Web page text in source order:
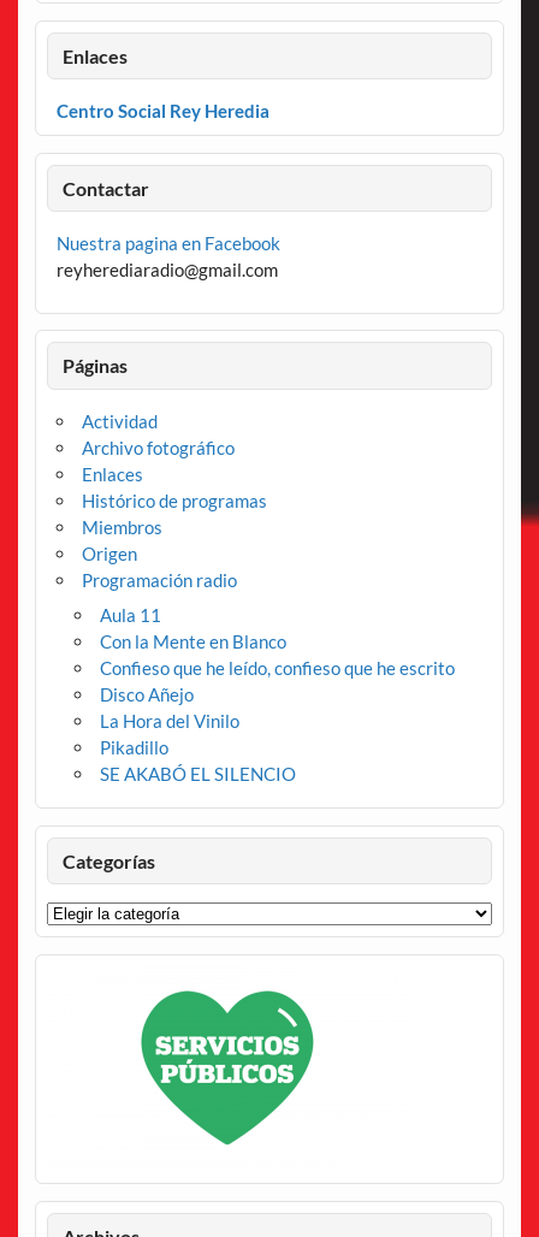
Enlaces
Centro Social Rey Heredia
Contactar
Nuestra pagina en Facebook
reyherediaradio@gmail.com
Páginas
Actividad
Archivo fotográfico
Enlaces
Histórico de programas
Miembros
Origen
Programación radio
Aula 11
Con la Mente en Blanco
Confieso que he leído, confieso que he escrito
Disco Añejo
La Hora del Vinilo
Pikadillo
SE AKABÓ EL SILENCIO
Categorías
Categorías